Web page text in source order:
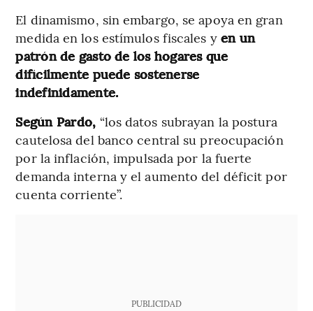
El dinamismo, sin embargo, se apoya en gran
medida en los estímulos fiscales y en un
patrón de gasto de los hogares que
difícilmente puede sostenerse
indefinidamente.
Según Pardo, “los datos subrayan la postura
cautelosa del banco central su preocupación
por la inflación, impulsada por la fuerte
demanda interna y el aumento del déficit por
cuenta corriente”.
PUBLICIDAD